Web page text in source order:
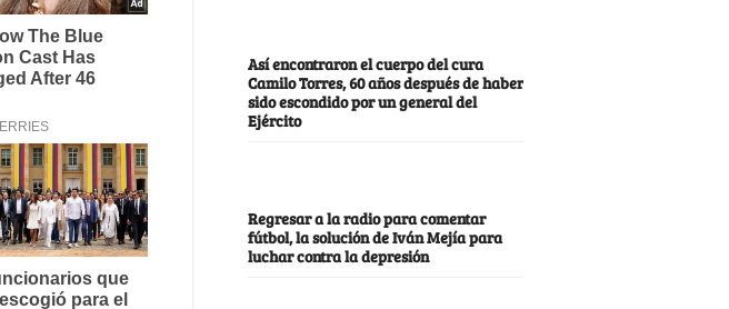
Así encontraron el cuerpo del cura
Camilo Torres, 60 años después de haber
sido escondido por un general del
Ejército
Regresar a la radio para comentar
fútbol, la solución de Iván Mejía para
luchar contra la depresión